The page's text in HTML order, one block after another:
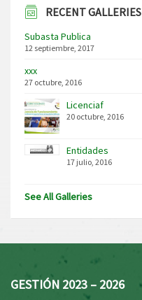
RECENT GALLERIES
Subasta Publica
12 septiembre, 2017
xxx
27 octubre, 2016
Licenciaf
20 octubre, 2016
Entidades
17 julio, 2016
See All Galleries
GESTIÓN 2023 – 2026